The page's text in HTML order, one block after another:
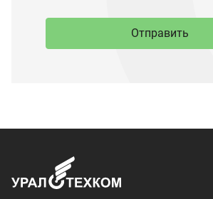
Запчасти Камаз
Спецпредложения
Доставка и оплата